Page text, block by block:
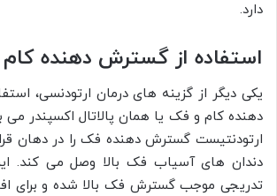
دارد.
استفاده از گسترش دهنده کام
یکی دیگر از گزینه های درمان ارتودنسی،
دهنده کام و فک یا همان پالاتال اکسپندر می
ارتودنتیست گسترش دهنده فک را در دهان
دندان های آسیاب فک بالا وصل می کند.
تدریجی موجب گسترش فک بالا شده و برای